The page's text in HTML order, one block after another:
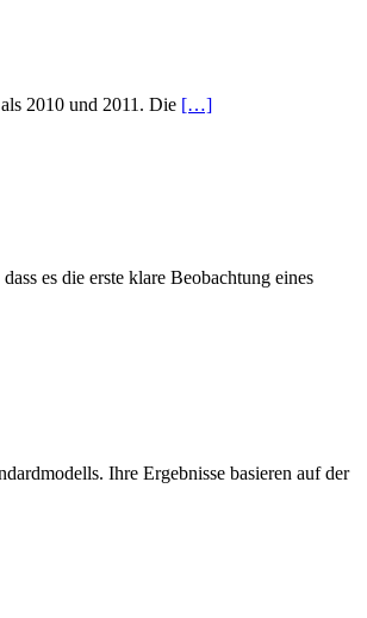
2010 und 2011. Die […]
es die erste klare Beobachtung eines
Ihre Ergebnisse basieren auf der